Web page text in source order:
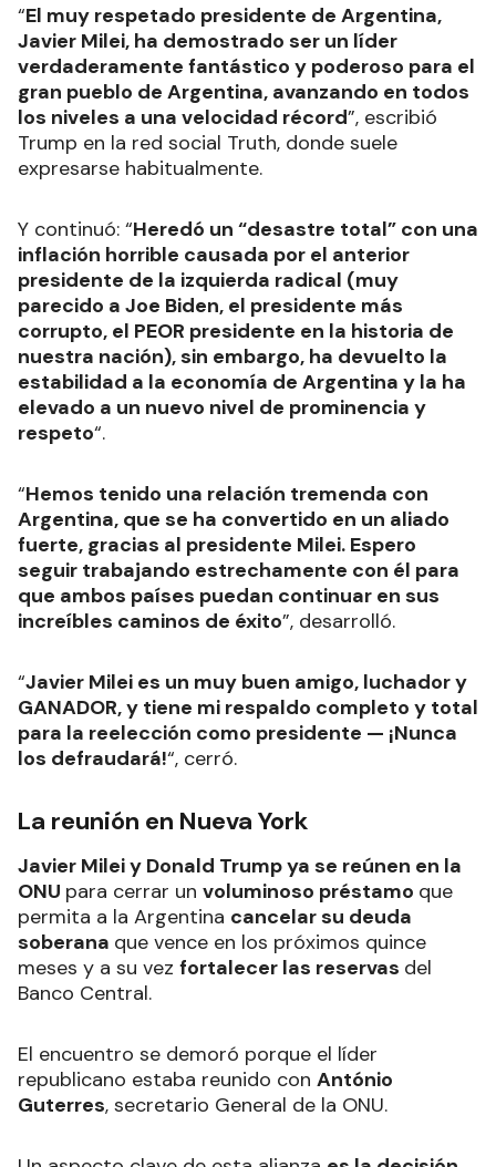
“El muy respetado presidente de Argentina,
Javier Milei, ha demostrado ser un líder
verdaderamente fantástico y poderoso para el
gran pueblo de Argentina, avanzando en todos
los niveles a una velocidad récord”, escribió
Trump en la red social Truth, donde suele
expresarse habitualmente.
Y continuó: “Heredó un “desastre total” con una
inflación horrible causada por el anterior
presidente de la izquierda radical (muy
parecido a Joe Biden, el presidente más
corrupto, el PEOR presidente en la historia de
nuestra nación), sin embargo, ha devuelto la
estabilidad a la economía de Argentina y la ha
elevado a un nuevo nivel de prominencia y
respeto“.
“Hemos tenido una relación tremenda con
Argentina, que se ha convertido en un aliado
fuerte, gracias al presidente Milei. Espero
seguir trabajando estrechamente con él para
que ambos países puedan continuar en sus
increíbles caminos de éxito”, desarrolló.
“Javier Milei es un muy buen amigo, luchador y
GANADOR, y tiene mi respaldo completo y total
para la reelección como presidente — ¡Nunca
los defraudará!“, cerró.
La reunión en Nueva York
Javier Milei y Donald Trump ya se reúnen en la
ONU para cerrar un voluminoso préstamo que
permita a la Argentina cancelar su deuda
soberana que vence en los próximos quince
meses y a su vez fortalecer las reservas del
Banco Central.
El encuentro se demoró porque el líder
republicano estaba reunido con António
Guterres, secretario General de la ONU.